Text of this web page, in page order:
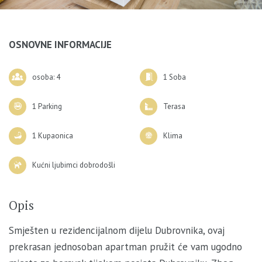
OSNOVNE INFORMACIJE
osoba: 4 1 Soba
1 Parking Terasa
1 Kupaonica Klima
Kućni ljubimci dobrodošli
Opis
Smješten u rezidencijalnom dijelu Dubrovnika, ovaj
prekrasan jednosoban apartman pružit će vam ugodno